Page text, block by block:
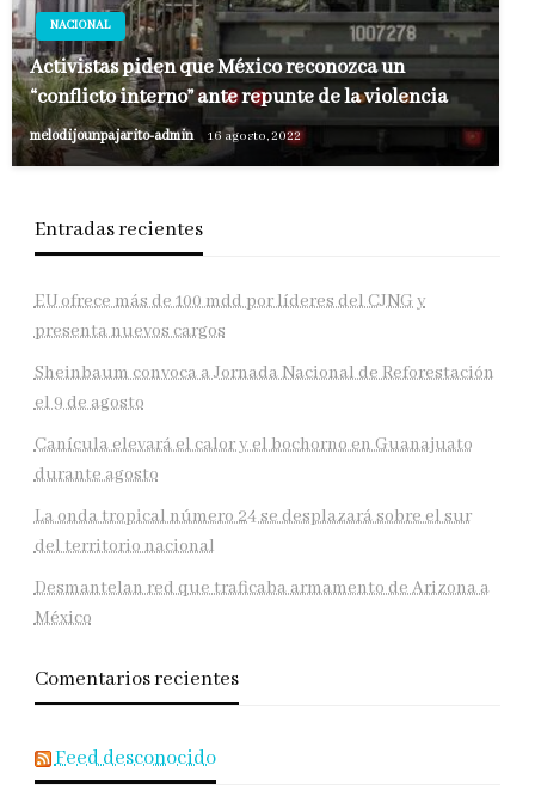
NACIONAL
Activistas piden que México reconozca un
“conflicto interno” ante repunte de la violencia
melodijounpajarito-admin 16 agosto, 2022
Entradas recientes
EU ofrece más de 100 mdd por líderes del CJNG y
presenta nuevos cargos
Sheinbaum convoca a Jornada Nacional de Reforestación
el 9 de agosto
Canícula elevará el calor y el bochorno en Guanajuato
durante agosto
La onda tropical número 24 se desplazará sobre el sur
del territorio nacional
Desmantelan red que traficaba armamento de Arizona a
México
Comentarios recientes
Feed desconocido